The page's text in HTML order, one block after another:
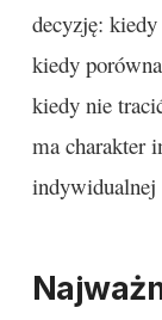
decyzję:
kiedy
kiedy nie
ma charakter
indywidualnej